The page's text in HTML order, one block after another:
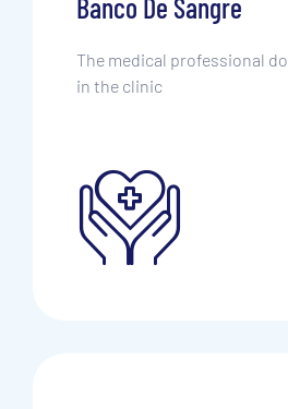
Banco De Sangre
The medical professional
in the clinic